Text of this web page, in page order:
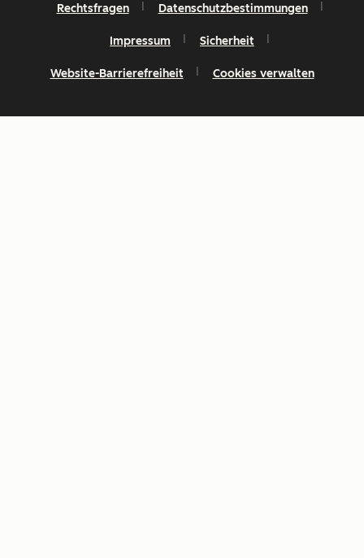
Rechtsfragen Datenschutzbestimmungen
Impressum Sicherheit
Website-Barrierefreiheit Cookies verwalten